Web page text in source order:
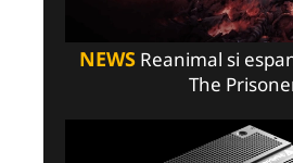
NEWS Reanimal si
The